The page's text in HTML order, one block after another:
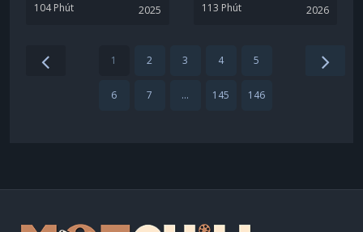
104 Phút 2025 113 Phút 2026
1 2 3 4 5
6 7 ... 145 146